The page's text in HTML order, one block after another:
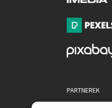
PARTNEREK